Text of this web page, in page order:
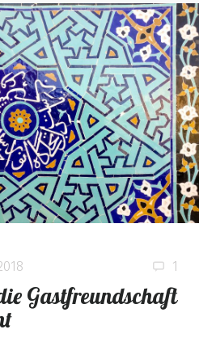
1
Gastfreundschaft